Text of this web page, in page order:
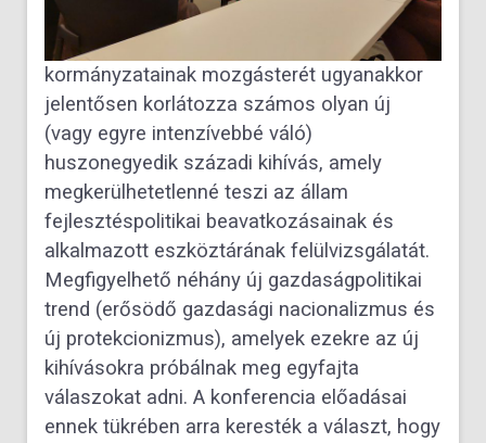
kormányzatainak mozgásterét ugyanakkor
jelentősen korlátozza számos olyan új
(vagy egyre intenzívebbé váló)
huszonegyedik századi kihívás, amely
megkerülhetetlenné teszi az állam
fejlesztéspolitikai beavatkozásainak és
alkalmazott eszköztárának felülvizsgálatát.
Megfigyelhető néhány új gazdaságpolitikai
trend (erősödő gazdasági nacionalizmus és
új protekcionizmus), amelyek ezekre az új
kihívásokra próbálnak meg egyfajta
válaszokat adni. A konferencia előadásai
ennek tükrében arra keresték a választ, hogy